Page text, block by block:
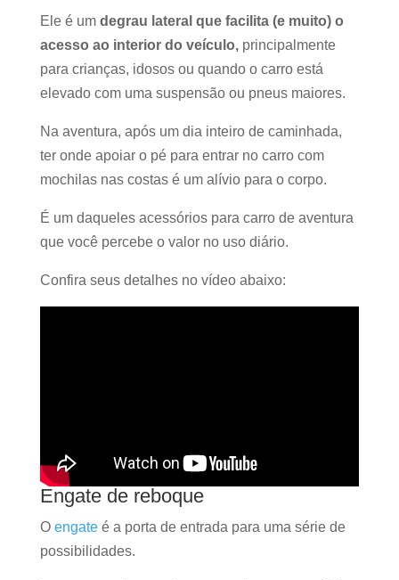
Ele é umdegrau lateral que facilita (e muito) o
acesso ao interior do veículo, principalmente
para crianças, idosos ou quando o carro está
elevado com uma suspensão ou pneus maiores.
Na aventura, após um dia inteiro de caminhada,
ter onde apoiar o pé para entrar no carro com
mochilas nas costas é um alívio para o corpo.
É um daqueles acessórios para carro de aventura
que você percebe o valor no uso diário.
Confira seus detalhes no vídeo abaixo:
Engate de reboque
O engateé a porta de entrada para uma série de
possibilidades.